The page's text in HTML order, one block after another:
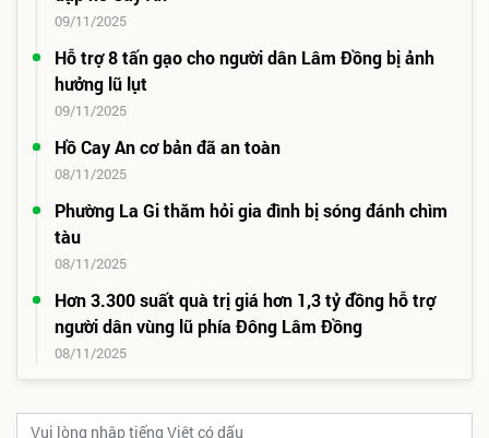
09/11/2025
Hỗ trợ 8 tấn gạo cho người dân Lâm Đồng bị ảnh
hưởng lũ lụt
09/11/2025
Hồ Cay An cơ bản đã an toàn
08/11/2025
Phường La Gi thăm hỏi gia đình bị sóng đánh chìm
tàu
08/11/2025
Hơn 3.300 suất quà trị giá hơn 1,3 tỷ đồng hỗ trợ
người dân vùng lũ phía Đông Lâm Đồng
08/11/2025